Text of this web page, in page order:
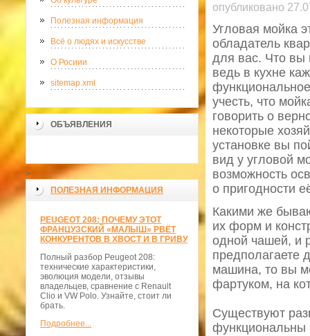
Полезная информация
Всё о людях и искусстве
О Росиии
sitemap.xml
ОБЪЯВЛЕНИЯ
>
ПОЛЕЗНАЯ ИНФОРМАЦИЯ
PEUGEOT 208: ПОЧЕМУ ЭТОТ
ФРАНЦУЗСКИЙ «МАЛЫШ» РВЁТ
КОНКУРЕНТОВ В ХВОСТ И В ГРИВУ
Полный разбор Peugeot 208:
технические характеристики,
эволюция модели, отзывы
владельцев, сравнение с Renault
Clio и VW Polo. Узнайте, стоит ли
брать.
Подробнее...
опубликовано
Угловая мойка
обладатель
для вас. Что вы
ведь в кухне
учесть, что
говорить о
некоторые
установке вы
вид у угловой
возможность
о пригодности
Какими же
их форм и
одной чашей, и
предполагаете
машина, то вы
фартуком, на
Существуют
функциональны